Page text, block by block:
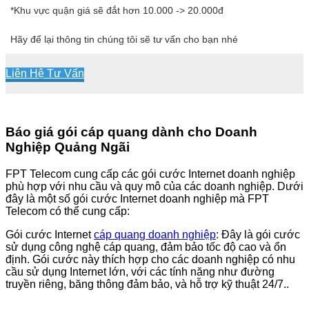
*Khu vực quận giá sẽ đắt hơn 10.000 -> 20.000đ
Hãy để lại thông tin chúng tôi sẽ tư vấn cho bạn nhé
Liên Hệ Tư Vấn
Báo giá gói cáp quang dành cho Doanh
Nghiệp Quảng Ngãi
FPT Telecom cung cấp các gói cước Internet doanh nghiệp
phù hợp với nhu cầu và quy mô của các doanh nghiệp. Dưới
đây là một số gói cước Internet doanh nghiệp mà FPT
Telecom có thể cung cấp:
Gói cước Internetcáp quang doanh nghiệp: Đây là gói cước
sử dụng công nghệ cáp quang, đảm bảo tốc độ cao và ổn
định. Gói cước này thích hợp cho các doanh nghiệp có nhu
cầu sử dụng Internet lớn, với các tính năng như đường
truyền riêng, băng thông đảm bảo, và hỗ trợ kỹ thuật 24/7..